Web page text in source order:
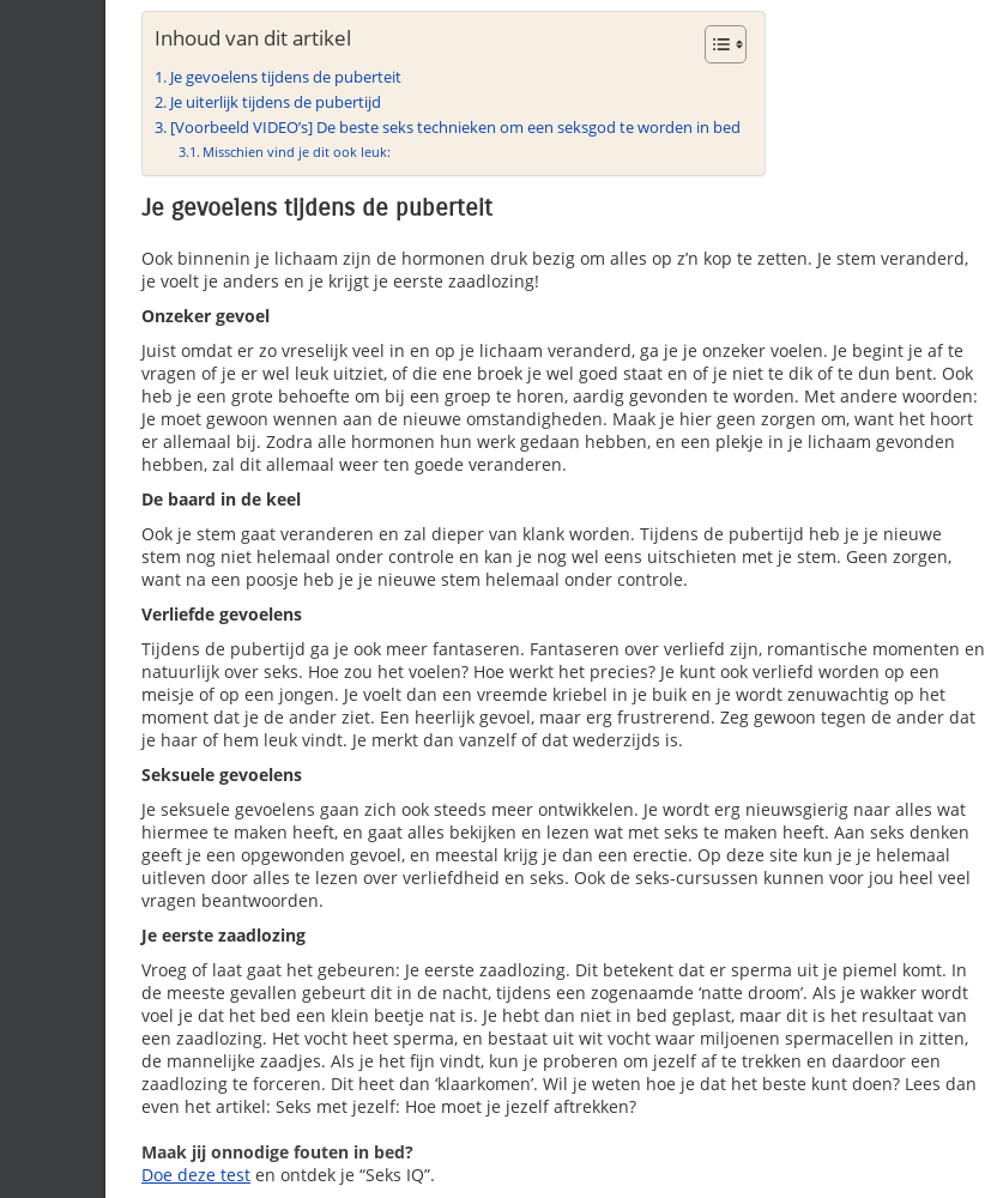
Inhoud van dit artikel
Je gevoelens tijdens de puberteit
Je uiterlijk tijdens de pubertijd
[Voorbeeld VIDEO’s] De beste seks technieken om een seksgod te worden in bed
Misschien vind je dit ook leuk:
Je gevoelens tijdens de puberteit
Ook binnenin je lichaam zijn de hormonen druk bezig om alles op z’n kop te zetten. Je stem veranderd,
je voelt je anders en je krijgt je eerste zaadlozing!
Onzeker gevoel
Juist omdat er zo vreselijk veel in en op je lichaam veranderd, ga je je onzeker voelen. Je begint je af te
vragen of je er wel leuk uitziet, of die ene broek je wel goed staat en of je niet te dik of te dun bent. Ook
heb je een grote behoefte om bij een groep te horen, aardig gevonden te worden. Met andere woorden:
Je moet gewoon wennen aan de nieuwe omstandigheden. Maak je hier geen zorgen om, want het hoort
er allemaal bij. Zodra alle hormonen hun werk gedaan hebben, en een plekje in je lichaam gevonden
hebben, zal dit allemaal weer ten goede veranderen.
De baard in de keel
Ook je stem gaat veranderen en zal dieper van klank worden. Tijdens de pubertijd heb je je nieuwe
stem nog niet helemaal onder controle en kan je nog wel eens uitschieten met je stem. Geen zorgen,
want na een poosje heb je je nieuwe stem helemaal onder controle.
Verliefde gevoelens
Tijdens de pubertijd ga je ook meer fantaseren. Fantaseren over verliefd zijn, romantische momenten en
natuurlijk over seks. Hoe zou het voelen? Hoe werkt het precies? Je kunt ook verliefd worden op een
meisje of op een jongen. Je voelt dan een vreemde kriebel in je buik en je wordt zenuwachtig op het
moment dat je de ander ziet. Een heerlijk gevoel, maar erg frustrerend. Zeg gewoon tegen de ander dat
je haar of hem leuk vindt. Je merkt dan vanzelf of dat wederzijds is.
Seksuele gevoelens
Je seksuele gevoelens gaan zich ook steeds meer ontwikkelen. Je wordt erg nieuwsgierig naar alles wat
hiermee te maken heeft, en gaat alles bekijken en lezen wat met seks te maken heeft. Aan seks denken
geeft je een opgewonden gevoel, en meestal krijg je dan een erectie. Op deze site kun je je helemaal
uitleven door alles te lezen over verliefdheid en seks. Ook de seks-cursussen kunnen voor jou heel veel
vragen beantwoorden.
Je eerste zaadlozing
Vroeg of laat gaat het gebeuren: Je eerste zaadlozing. Dit betekent dat er sperma uit je piemel komt. In
de meeste gevallen gebeurt dit in de nacht, tijdens een zogenaamde ‘natte droom’. Als je wakker wordt
voel je dat het bed een klein beetje nat is. Je hebt dan niet in bed geplast, maar dit is het resultaat van
een zaadlozing. Het vocht heet sperma, en bestaat uit wit vocht waar miljoenen spermacellen in zitten,
de mannelijke zaadjes. Als je het fijn vindt, kun je proberen om jezelf af te trekken en daardoor een
zaadlozing te forceren. Dit heet dan ‘klaarkomen’. Wil je weten hoe je dat het beste kunt doen? Lees dan
even het artikel: Seks met jezelf: Hoe moet je jezelf aftrekken?
Maak jij onnodige fouten in bed?
Doe deze test en ontdek je “Seks IQ”.